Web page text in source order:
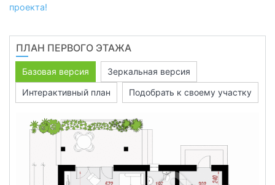
проекта!
ПЛАН ПЕРВОГО ЭТАЖА
Базовая версия
Зеркальная версия
Интерактивный план
Подобрать к своему участку